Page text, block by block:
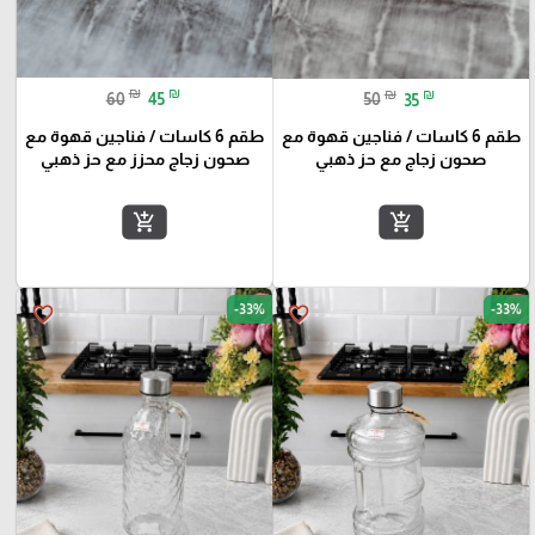
50 ₪ 35 ₪
طقم 6 كاسات / فناجين قهوة مع
صحون زجاج مع حز ذهبي
add_shopping_cart
60 ₪ 45 ₪
طقم 6 كاسات / فناجين قهوة مع
صحون زجاج محزز مع حز ذهبي
add_shopping_cart
favorite_border -33%
favorite_border -33%